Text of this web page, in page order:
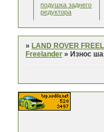
подушка заднего
редуктора
» LAND ROVER
Freelander » Износ